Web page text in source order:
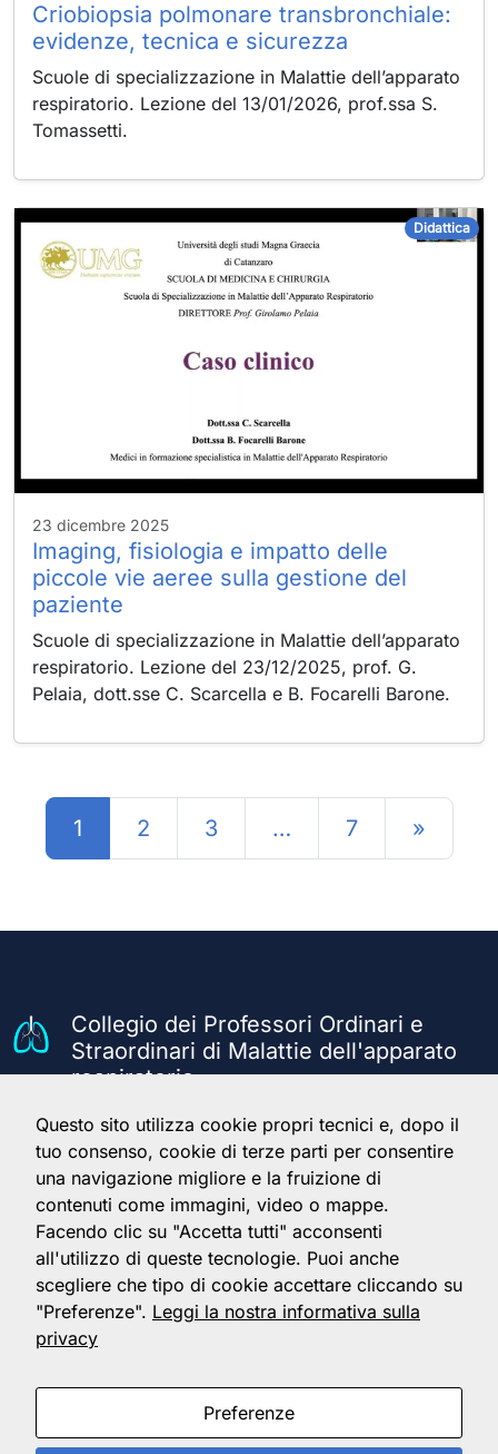
Criobiopsia polmonare transbronchiale:
evidenze, tecnica e sicurezza
Scuole di specializzazione in Malattie dell’apparato
respiratorio. Lezione del 13/01/2026, prof.ssa S.
Tomassetti.
Didattica
23 dicembre 2025
Imaging, fisiologia e impatto delle
piccole vie aeree sulla gestione del
paziente
Scuole di specializzazione in Malattie dell’apparato
respiratorio. Lezione del 23/12/2025, prof. G.
Pelaia, dott.sse C. Scarcella e B. Focarelli Barone.
Posts navigation
1 2 3 … 7 »
Collegio dei Professori Ordinari e
Straordinari di Malattie dell'apparato
respiratorio
Il Collegio
Home
Chi siamo
Giunta
Componenti
Servizi
Accedi
Informazioni
Documenti
Contatti
Info
Note legali
Crediti immagini
Privacy
Impostazioni
cookie
Made with by Eumed.it
Questo sito utilizza cookie propri tecnici e, dopo il
tuo consenso, cookie di terze parti per consentire
una navigazione migliore e la fruizione di
contenuti come immagini, video o mappe.
Facendo clic su "Accetta tutti" acconsenti
all'utilizzo di queste tecnologie. Puoi anche
scegliere che tipo di cookie accettare cliccando su
"Preferenze". Leggi la nostra informativa sulla
privacy
Preferenze